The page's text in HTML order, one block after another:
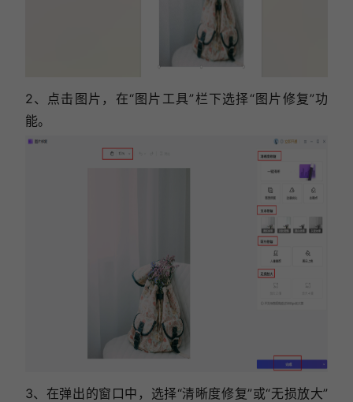
2、点击图片，在“图片工具”栏下选择“图片修复”功
能。
3、在弹出的窗口中，选择“清晰度修复”或“无损放大”